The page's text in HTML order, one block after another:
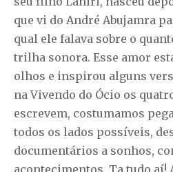
que vi do André Abujamra
qual ele falava sobre o
trilha sonora. Esse amor
olhos e inspirou alguns
na Vivendo do Ócio os
escrevem, costumamos
todos os lados possíveis,
documentários a sonhos,